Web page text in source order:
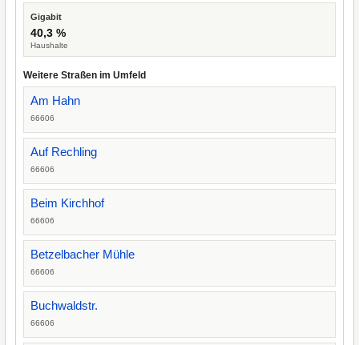
Gigabit
40,3 %
Haushalte
Weitere Straßen im Umfeld
Am Hahn
66606
Auf Rechling
66606
Beim Kirchhof
66606
Betzelbacher Mühle
66606
Buchwaldstr.
66606